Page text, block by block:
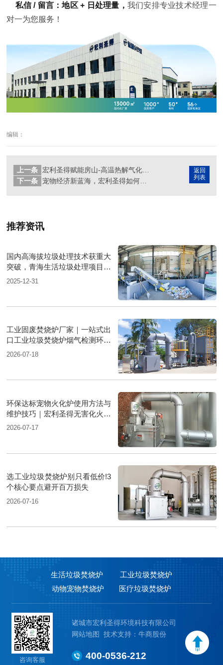
私信 / 留言：地区 + 日处理量， 我们安排专业技术经理一
对一为您服务！
编辑：
返回
列表
上一条
下一条
推荐资讯
国内高海拔垃圾处理技术获重大
突破，青海生活垃圾处理项目树
行业新标杆
2025-12-31
工业固废焚烧炉厂家｜一站式出
口工业垃圾焚烧炉烟气检测环保
达标
2026-07-18
环保达标宠物火化炉使用方法与
维护技巧｜宏利圣得无害化火化
设备科普
2026-07-17
选工业垃圾焚烧炉别只看低价!3
个核心要点避开百万损失
2026-07-16
生活垃圾焚烧炉
工业垃圾焚烧炉
动物宠物焚烧炉
医疗垃圾焚烧炉
咨询客服
诸城市宏利圣得环境科技有限公司
网站地图 技术支持：牛商股份
400-0536-212